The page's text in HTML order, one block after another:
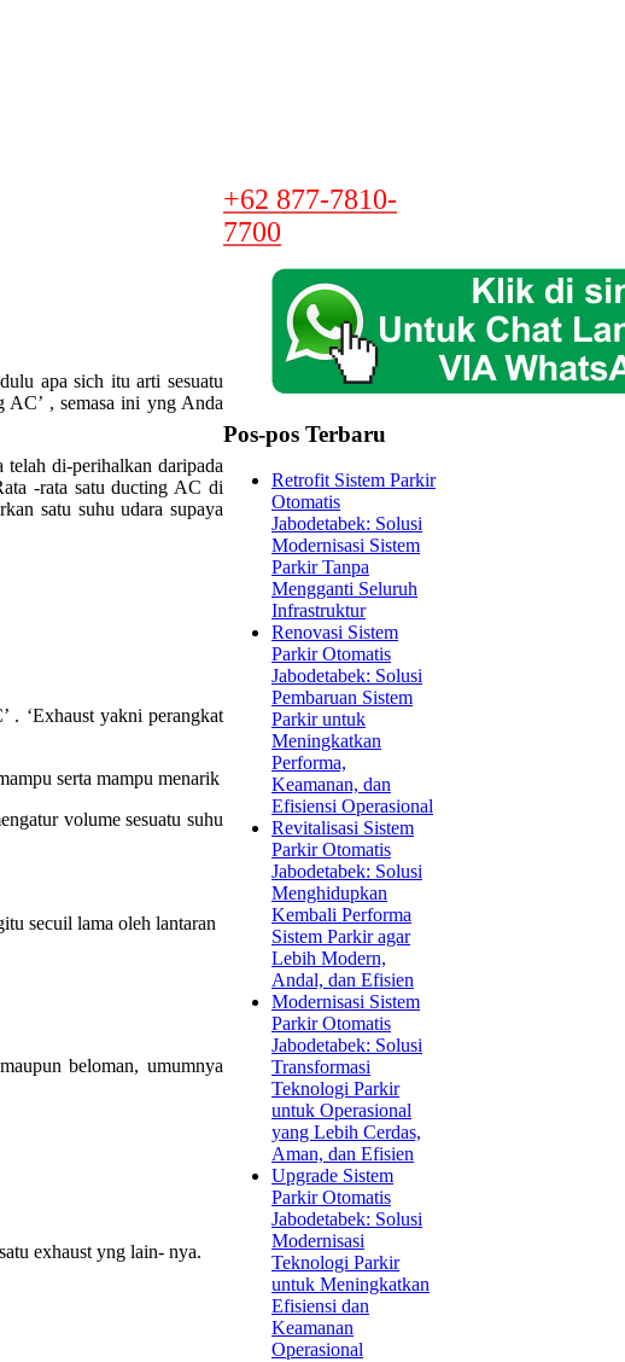
apa sich itu arti sesuatu
AC’ , semasa ini yng Anda
di-perihalkan daripada
-rata satu ducting AC di
satu suhu udara supaya
. ‘Exhaust yakni perangkat
serta mampu menarik
volume sesuatu suhu
secuil lama oleh lantaran
beloman, umumnya
exhaust yng lain- nya.
+62 877-7810-
7700
Pos-pos Terbaru
Retrofit Sistem Parkir
Otomatis
Jabodetabek: Solusi
Modernisasi Sistem
Parkir Tanpa
Mengganti Seluruh
Infrastruktur
Renovasi Sistem
Parkir Otomatis
Jabodetabek: Solusi
Pembaruan Sistem
Parkir untuk
Meningkatkan
Performa,
Keamanan, dan
Efisiensi Operasional
Revitalisasi Sistem
Parkir Otomatis
Jabodetabek: Solusi
Menghidupkan
Kembali Performa
Sistem Parkir agar
Lebih Modern,
Andal, dan Efisien
Modernisasi Sistem
Parkir Otomatis
Jabodetabek: Solusi
Transformasi
Teknologi Parkir
untuk Operasional
yang Lebih Cerdas,
Aman, dan Efisien
Upgrade Sistem
Parkir Otomatis
Jabodetabek: Solusi
Modernisasi
Teknologi Parkir
untuk Meningkatkan
Efisiensi dan
Keamanan
Operasional